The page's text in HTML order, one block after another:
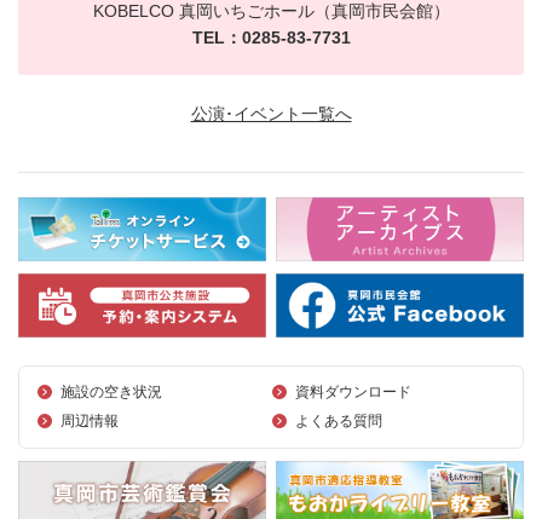
KOBELCO 真岡いちごホール（真岡市民会館）
TEL：0285-83-7731
公演･イベント一覧へ
施設の空き状況
資料ダウンロード
周辺情報
よくある質問